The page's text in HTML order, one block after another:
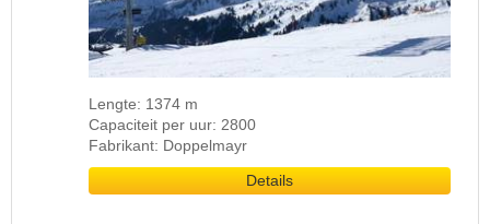
Lengte: 1374 m
Capaciteit per uur: 2800
Fabrikant: Doppelmayr
Details